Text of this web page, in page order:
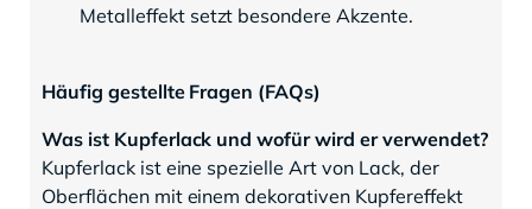
Metalleffekt setzt besondere Akzente.
Häufig gestellte Fragen (FAQs)
Was ist Kupferlack und wofür wird er verwendet?
Kupferlack ist eine spezielle Art von Lack, der
Oberflächen mit einem dekorativen Kupfereffekt